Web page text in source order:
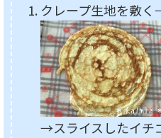
クレープ生地を敷
→スライスしたイチ